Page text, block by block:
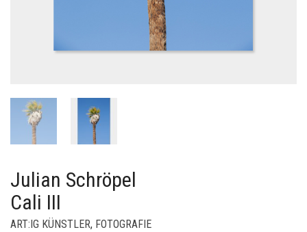
Julian Schröpel
Cali III
ART:IG KÜNSTLER, FOTOGRAFIE